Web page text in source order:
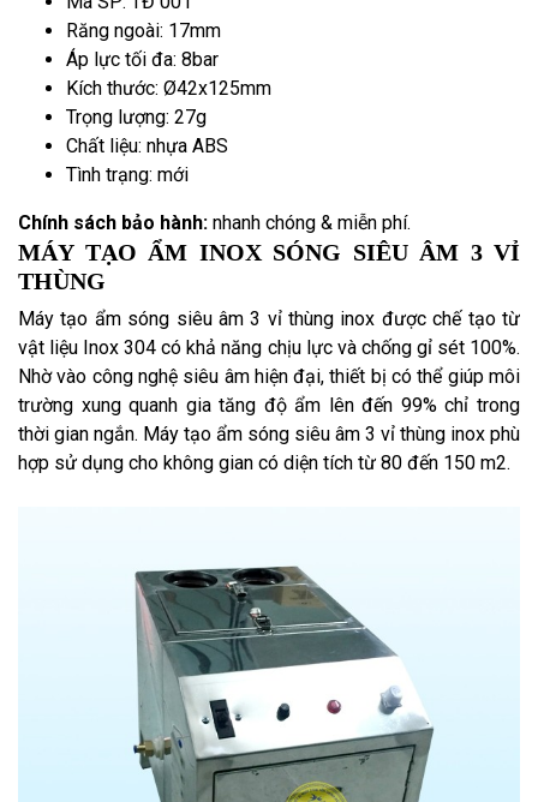
Răng ngoài: 17mm
Áp lực tối đa: 8bar
Kích thước: Ø42x125mm
Trọng lượng: 27g
Chất liệu: nhựa ABS
Tình trạng: mới
Chính sách bảo hành: nhanh chóng & miễn phí.
MÁY TẠO ẨM INOX SÓNG SIÊU ÂM 3 VỈ
THÙNG
Máy tạo ẩm sóng siêu âm 3 vỉ thùng inox được chế tạo từ
vật liệu Inox 304 có khả năng chịu lực và chống gỉ sét 100%.
Nhờ vào công nghệ siêu âm hiện đại, thiết bị có thể giúp môi
trường xung quanh gia tăng độ ẩm lên đến 99% chỉ trong
thời gian ngắn. Máy tạo ẩm sóng siêu âm 3 vỉ thùng inox phù
hợp sử dụng cho không gian có diện tích từ 80 đến 150 m2.